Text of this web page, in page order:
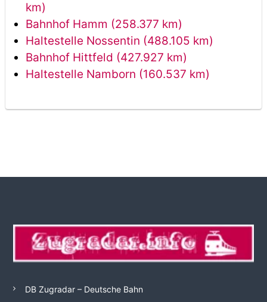
km)
Bahnhof Hamm (258.377 km)
Haltestelle Nossentin (488.105 km)
Bahnhof Hittfeld (427.927 km)
Haltestelle Namborn (160.537 km)
DB Zugradar – Deutsche Bahn